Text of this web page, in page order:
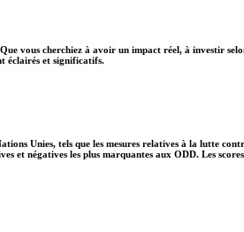
vous cherchiez à avoir un impact réel, à investir
éclairés et significatifs.
Unies, tels que les mesures relatives à la lutte
et négatives les plus marquantes aux ODD. Les